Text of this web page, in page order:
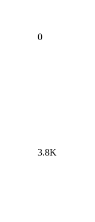
0
3.8K